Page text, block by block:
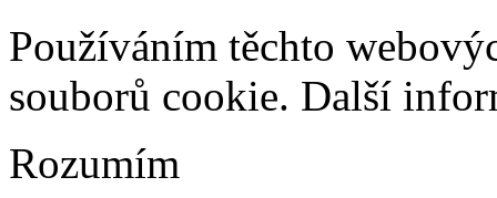
Používáním těchto
souborů cookie. Další
Rozumím